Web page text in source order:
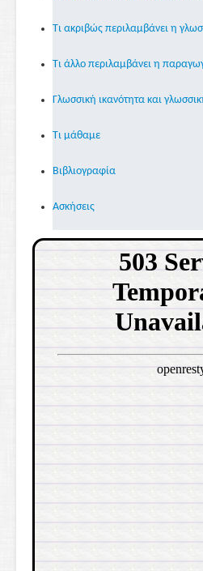
Τι ακριβώς περιλαμβάνει η
Τι άλλο περιλαμβάνει η
Γλωσσική ικανότητα και
Τι μάθαμε
Βιβλιογραφία
Ασκήσεις